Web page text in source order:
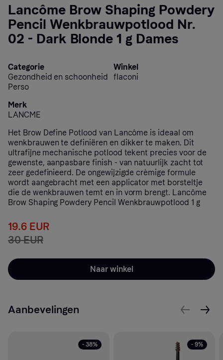
Lancôme Brow Shaping Powdery
Pencil Wenkbrauwpotlood Nr.
02 - Dark Blonde 1 g Dames
Categorie
Gezondheid en schoonheid
Perso
Winkel
flaconi
Merk
LANCME
Het Brow Define Potlood van Lancôme is ideaal om
wenkbrauwen te definiëren en dikker te maken. Dit
ultrafijne mechanische potlood tekent precies voor de
gewenste, aanpasbare finish - van natuurlijk zacht tot
zeer gedefinieerd. De ongewijzigde crèmige formule
wordt aangebracht met een applicator met borsteltje
die de wenkbrauwen temt en in vorm brengt. Lancôme
Brow Shaping Powdery Pencil Wenkbrauwpotlood 1 g
19.6 EUR
30 EUR
Naar winkel
Aanbevelingen
- 38% - 9%